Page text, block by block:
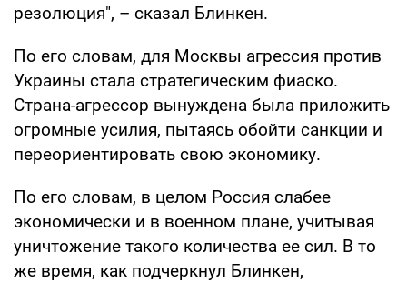
резолюция", – сказал Блинкен.
По его словам, для Москвы агрессия против
Украины стала стратегическим фиаско.
Страна-агрессор вынуждена была приложить
огромные усилия, пытаясь обойти санкции и
переориентировать свою экономику.
По его словам, в целом Россия слабее
экономически и в военном плане, учитывая
уничтожение такого количества ее сил. В то
же время, как подчеркнул Блинкен,